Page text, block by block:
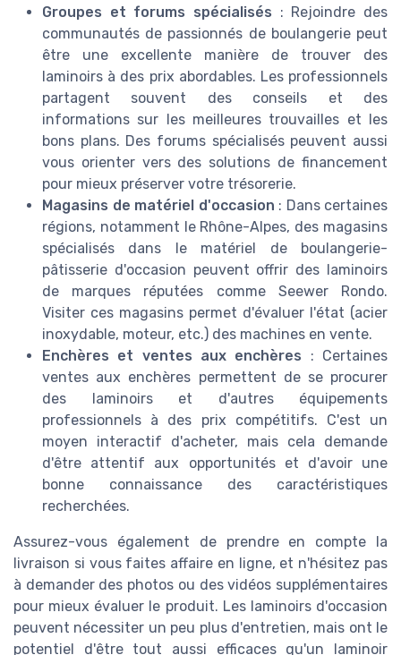
Groupes et forums spécialisés : Rejoindre des
communautés de passionnés de boulangerie peut
être une excellente manière de trouver des
laminoirs à des prix abordables. Les professionnels
partagent souvent des conseils et des
informations sur les meilleures trouvailles et les
bons plans. Des forums spécialisés peuvent aussi
vous orienter vers des solutions de financement
pour mieux préserver votre trésorerie.
Magasins de matériel d'occasion : Dans certaines
régions, notamment le Rhône-Alpes, des magasins
spécialisés dans le matériel de boulangerie-
pâtisserie d'occasion peuvent offrir des laminoirs
de marques réputées comme Seewer Rondo.
Visiter ces magasins permet d'évaluer l'état (acier
inoxydable, moteur, etc.) des machines en vente.
Enchères et ventes aux enchères : Certaines
ventes aux enchères permettent de se procurer
des laminoirs et d'autres équipements
professionnels à des prix compétitifs. C'est un
moyen interactif d'acheter, mais cela demande
d'être attentif aux opportunités et d'avoir une
bonne connaissance des caractéristiques
recherchées.
Assurez-vous également de prendre en compte la
livraison si vous faites affaire en ligne, et n'hésitez pas
à demander des photos ou des vidéos supplémentaires
pour mieux évaluer le produit. Les laminoirs d'occasion
peuvent nécessiter un peu plus d'entretien, mais ont le
potentiel d'être tout aussi efficaces qu'un laminoir